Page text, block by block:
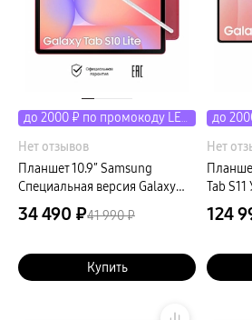
до 2000 ₽ по промокоду LETO
Нет отзывов
Планшет 10.9″ Samsung
Специальная версия Galaxy
Tab S10 Lite LTE 6Gb, 128Gb,
коралловый (РСТ)
34 490 ₽41 990 ₽
Купить
Нет
Tab S11
124